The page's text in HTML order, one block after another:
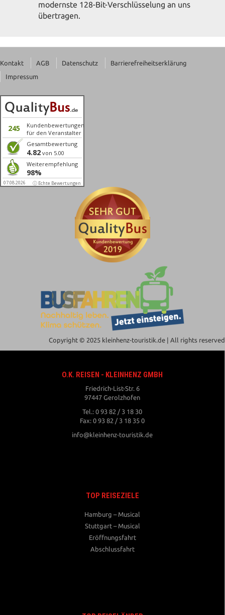
modernste 128-Bit-Verschlüsselung an uns
übertragen.
Kontakt AGB Datenschutz
Barrierefreiheitserklärung
Impressum
245
Kundenbewertungen
für den Veranstalter
Gesamtbewertung
4.82 von 5.00
Weiterempfehlung
98%
07.08.2026 ⓘ Echte Bewertungen
Copyright © 2025 kleinhenz-touristik.de | All rights reserved
O.K. REISEN - KLEINHENZ GMBH
Friedrich-List-Str. 6
97447 Gerolzhofen
Tel.: 0 93 82 / 3 18 30
Fax: 0 93 82 / 3 18 35 0
info@kleinhenz-touristik.de
TOP REISEZIELE
Hamburg – Musical
Stuttgart – Musical
Eröffnungsfahrt
Abschlussfahrt